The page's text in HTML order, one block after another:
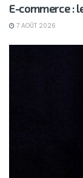
E-commerce :
7 AOÛT 2026